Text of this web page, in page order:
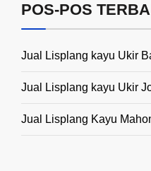
POS-POS
Jual Lisplang kayu Ukir
Jual Lisplang kayu Ukir
Jual Lisplang Kayu